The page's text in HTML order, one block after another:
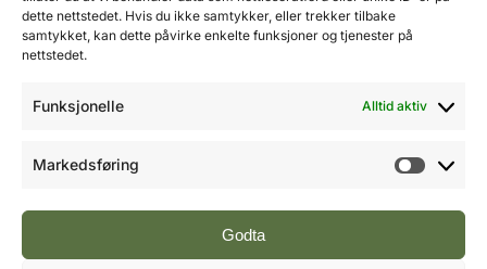
dette nettstedet. Hvis du ikke samtykker, eller trekker tilbake
samtykket, kan dette påvirke enkelte funksjoner og tjenester på
nettstedet.
Funksjonelle Alltid aktiv
Markedsføring
Godta
Cristian Fatah